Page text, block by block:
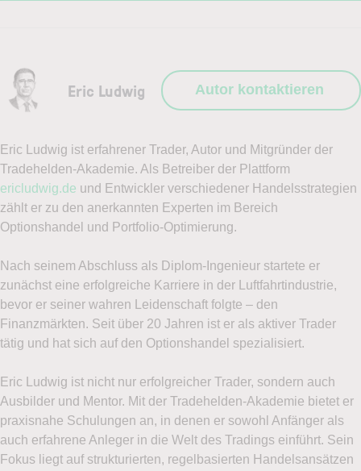
Wie möchten Sie angesprochen werden?
Frau
Titel (Optional)
Vorname
Nachname
Telefon
Eric Ludwig Autor kontaktieren
Eric Ludwig ist erfahrener Trader, Autor und Mitgründer der
Tradehelden-Akademie. Als Betreiber der Plattform
ericludwig.de und Entwickler verschiedener Handelsstrategien
zählt er zu den anerkannten Experten im Bereich
Optionshandel und Portfolio-Optimierung.
Nach seinem Abschluss als Diplom-Ingenieur startete er
zunächst eine erfolgreiche Karriere in der Luftfahrtindustrie,
bevor er seiner wahren Leidenschaft folgte – den
Finanzmärkten. Seit über 20 Jahren ist er als aktiver Trader
tätig und hat sich auf den Optionshandel spezialisiert.
Eric Ludwig ist nicht nur erfolgreicher Trader, sondern auch
Ausbilder und Mentor. Mit der Tradehelden-Akademie bietet er
praxisnahe Schulungen an, in denen er sowohl Anfänger als
auch erfahrene Anleger in die Welt des Tradings einführt. Sein
Fokus liegt auf strukturierten, regelbasierten Handelsansätzen